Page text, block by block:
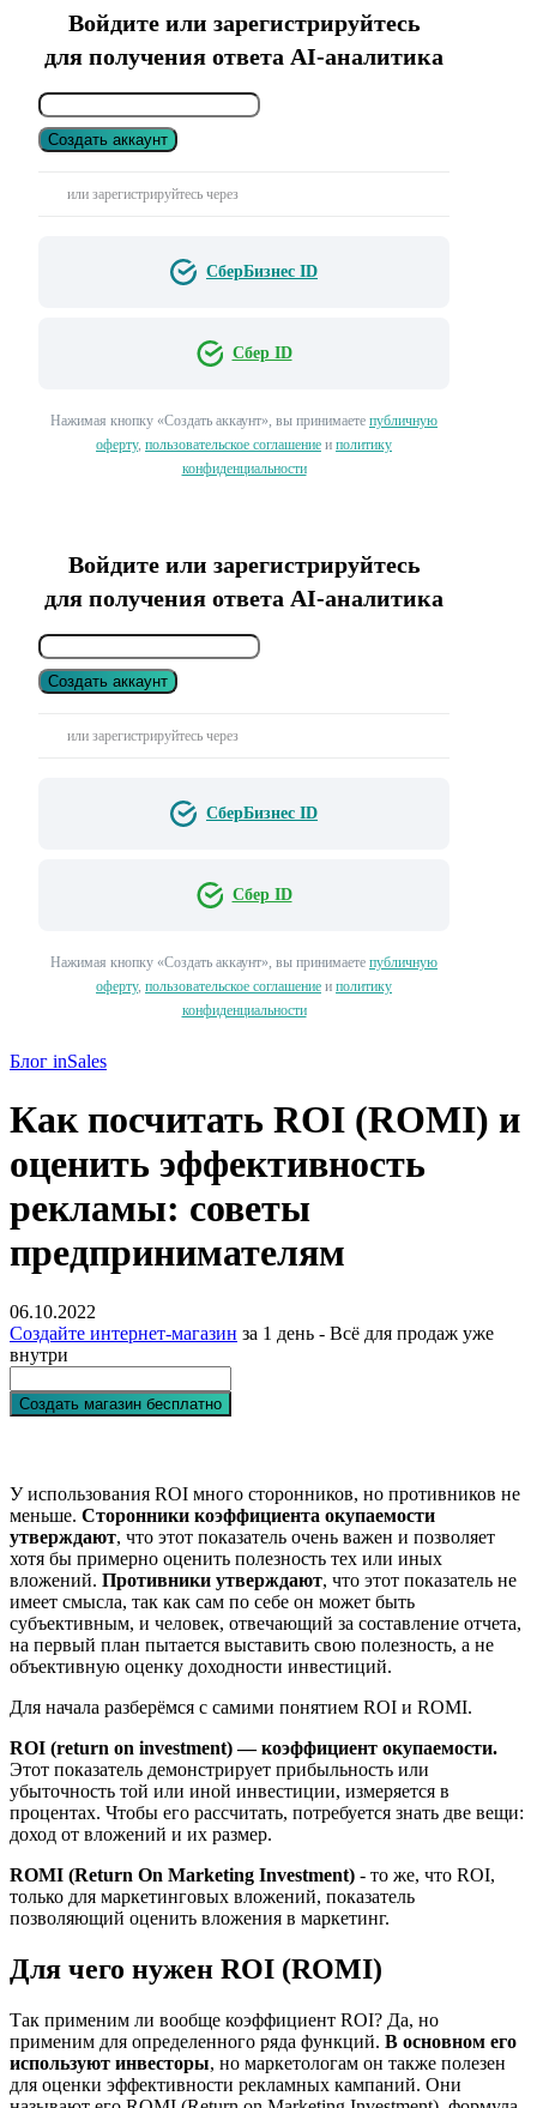
Войдите или зарегистрируйтесь
для получения ответа AI-аналитика
Создать аккаунт
или зарегистрируйтесь через
СберБизнес ID
Сбер ID
Нажимая кнопку «Создать аккаунт», вы принимаете публичную
оферту, пользовательское соглашение и политику
конфиденциальности
Войдите или зарегистрируйтесь
для получения ответа AI-аналитика
Создать аккаунт
или зарегистрируйтесь через
СберБизнес ID
Сбер ID
Нажимая кнопку «Создать аккаунт», вы принимаете публичную
оферту, пользовательское соглашение и политику
конфиденциальности
Блог inSales
Как посчитать ROI (ROMI) и
оценить эффективность
рекламы: советы
предпринимателям
06.10.2022
Создайте интернет-магазин за 1 день - Всё для продаж уже
внутри
Создать магазин бесплатно
У использования ROI много сторонников, но противников не
меньше. Сторонники коэффициента окупаемости
утверждают, что этот показатель очень важен и позволяет
хотя бы примерно оценить полезность тех или иных
вложений. Противники утверждают, что этот показатель не
имеет смысла, так как сам по себе он может быть
субъективным, и человек, отвечающий за составление отчета,
на первый план пытается выставить свою полезность, а не
объективную оценку доходности инвестиций.
Для начала разберёмся с самими понятием ROI и ROMI.
ROI (return on investment) — коэффициент окупаемости.
Этот показатель демонстрирует прибыльность или
убыточность той или иной инвестиции, измеряется в
процентах. Чтобы его рассчитать, потребуется знать две вещи:
доход от вложений и их размер.
ROMI (Return On Marketing Investment) - то же, что ROI,
только для маркетинговых вложений, показатель
позволяющий оценить вложения в маркетинг.
Для чего нужен ROI (ROMI)
Так применим ли вообще коэффициент ROI? Да, но
применим для определенного ряда функций. В основном его
используют инвесторы, но маркетологам он также полезен
для оценки эффективности рекламных кампаний. Они